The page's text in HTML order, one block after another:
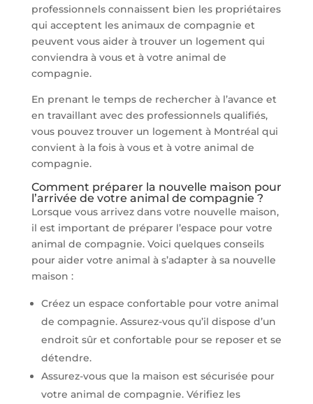
professionnels connaissent bien les propriétaires
qui acceptent les animaux de compagnie et
peuvent vous aider à trouver un logement qui
conviendra à vous et à votre animal de
compagnie.
En prenant le temps de rechercher à l’avance et
en travaillant avec des professionnels qualifiés,
vous pouvez trouver un logement à Montréal qui
convient à la fois à vous et à votre animal de
compagnie.
Comment préparer la nouvelle maison pour
l’arrivée de votre animal de compagnie ?
Lorsque vous arrivez dans votre nouvelle maison,
il est important de préparer l’espace pour votre
animal de compagnie. Voici quelques conseils
pour aider votre animal à s’adapter à sa nouvelle
maison :
Créez un espace confortable pour votre animal
de compagnie. Assurez-vous qu’il dispose d’un
endroit sûr et confortable pour se reposer et se
détendre.
Assurez-vous que la maison est sécurisée pour
votre animal de compagnie. Vérifiez les